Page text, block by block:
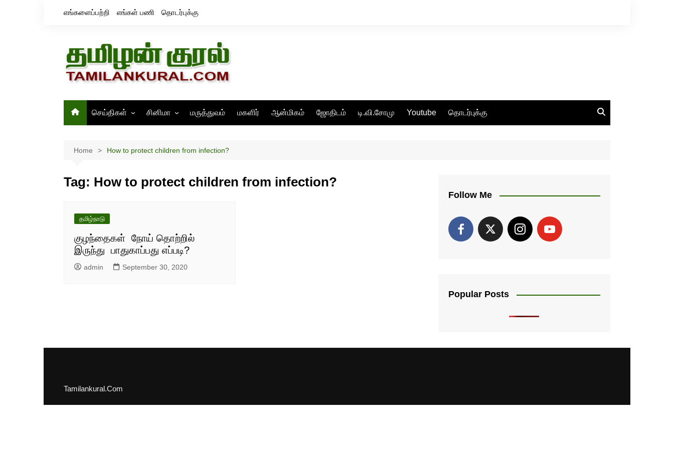
எங்களைப்பற்றி எங்கள் பணி தொடர்புக்கு
செய்திகள்
இந்தியா
சினிமா
திரைவிமர்சனம்
மருத்துவம் மகளிர் ஆன்மிகம் ஜோதிடம் டி.வி.சோமு Youtube தொடர்புக்கு
Home How to protect children from infection?
Tag: How to protect children from infection?
தமிழ்நாடு
குழந்தைகள் நோய் தொற்றில்
இருந்து பாதுகாப்பது எப்படி?
admin September 30, 2020
Follow Me
Popular Posts
Tamilankural.Com